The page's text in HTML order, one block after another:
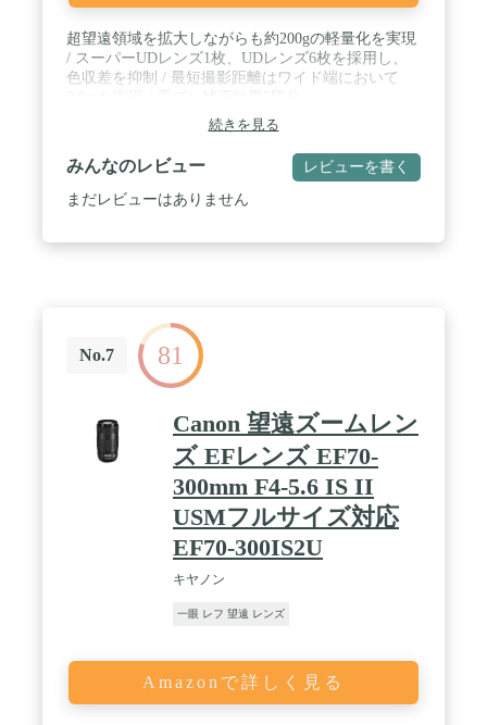
超望遠領域を拡大しながらも約200gの軽量化を実現
/ スーパーUDレンズ1枚、UDレンズ6枚を採用し、
色収差を抑制 / 最短撮影距離はワイド端において
続きを見る
みんなのレビュー レビューを書く
まだレビューはありません
No.7 81
Canon 望遠ズームレン
ズ EFレンズ EF70-
300mm F4-5.6 IS II
USMフルサイズ対応
EF70-300IS2U
キヤノン
一眼 レフ 望遠 レンズ
Amazonで詳しく見る